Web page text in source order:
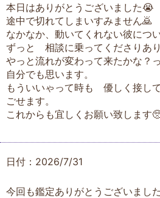
本日はありがとうございました😭
途中で切れてしまいすみません🙇
なかなか、動いてくれない彼につ
ずっと 相談に乗ってくださりあ
やっと流れが変わって来たかな？
自分でも思います。
もういいゃって時も 優しく接し
ごせます。
これからも宜しくお願い致します
日付：2026/7/31
今回も鑑定ありがとうございました